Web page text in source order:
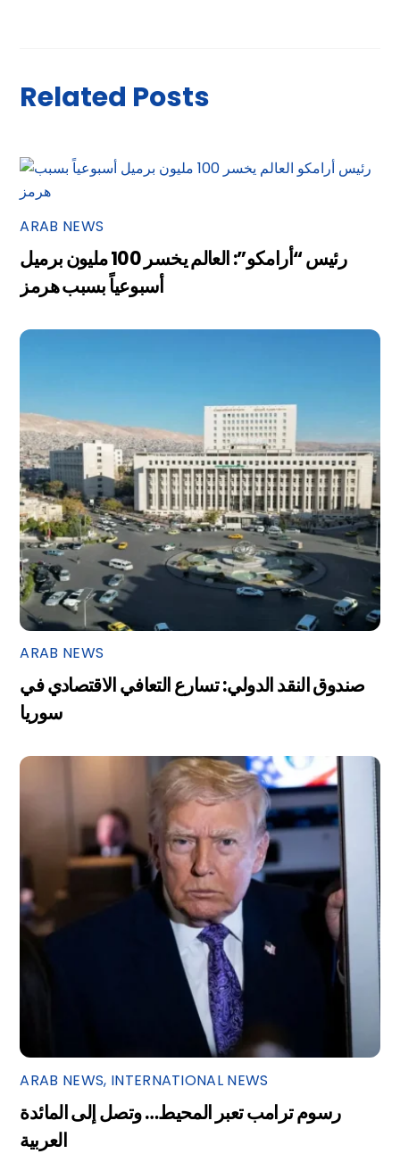
Related Posts
ARAB NEWS
رئيس “أرامكو”: العالم يخسر 100 مليون برميل
أسبوعياً بسبب هرمز
ARAB NEWS
صندوق النقد الدولي: تسارع التعافي الاقتصادي في
سوريا
ARAB NEWS, INTERNATIONAL NEWS
رسوم ترامب تعبر المحيط… وتصل إلى المائدة
العربية